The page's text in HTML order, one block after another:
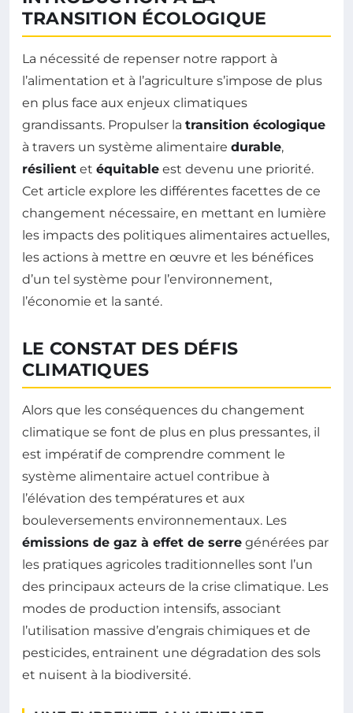
TRANSITION ÉCOLOGIQUE
La nécessité de repenser notre rapport à
l’alimentation et à l’agriculture s’impose de plus
en plus face aux enjeux climatiques
grandissants. Propulser la transition écologique
à travers un système alimentaire durable,
résilient et équitable est devenu une priorité.
Cet article explore les différentes facettes de ce
changement nécessaire, en mettant en lumière
les impacts des politiques alimentaires actuelles,
les actions à mettre en œuvre et les bénéfices
d’un tel système pour l’environnement,
l’économie et la santé.
LE CONSTAT DES DÉFIS
CLIMATIQUES
Alors que les conséquences du changement
climatique se font de plus en plus pressantes, il
est impératif de comprendre comment le
système alimentaire actuel contribue à
l’élévation des températures et aux
bouleversements environnementaux. Les
émissions de gaz à effet de serre générées par
les pratiques agricoles traditionnelles sont l’un
des principaux acteurs de la crise climatique. Les
modes de production intensifs, associant
l’utilisation massive d’engrais chimiques et de
pesticides, entrainent une dégradation des sols
et nuisent à la biodiversité.